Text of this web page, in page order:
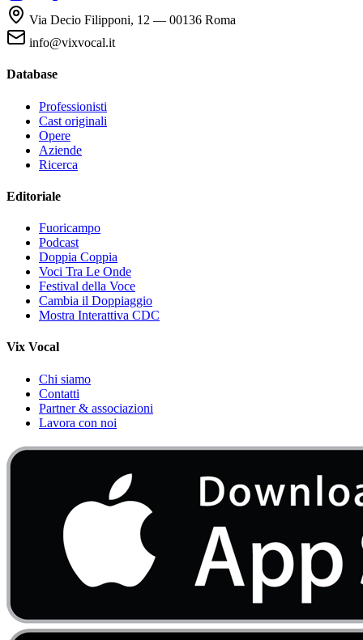
Via Decio Filipponi, 12 — 00136 Roma
info@vixvocal.it
Database
Professionisti
Cast originali
Opere
Aziende
Ricerca
Editoriale
Fuoricampo
Podcast
Doppia Coppia
Voci Tra Le Onde
Festival della Voce
Cambia il Doppiaggio
Mostra Interattiva CDC
Vix Vocal
Chi siamo
Contatti
Partner & associazioni
Lavora con noi